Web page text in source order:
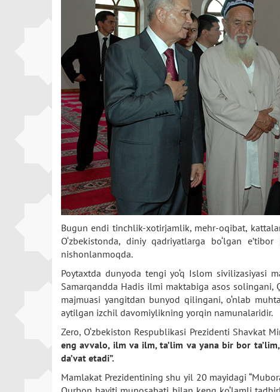
Bugun endi tinchlik-xotirjamlik, mehr-oqibat,
O‘zbekistonda, diniy qadriyatlarga bo‘lgan
nishonlanmoqda.
Poytaxtda dunyoda tengi yo‘q Islom sivilizasiyasi
Samarqandda Hadis ilmi maktabiga asos solingani,
majmuasi yangitdan bunyod qilingani, o‘nlab
aytilgan izchil davomiylikning yorqin namunalaridir.
Zero, O‘zbekiston Respublikasi Prezidenti Shavkat
eng avvalo, ilm va ilm, ta’lim va yana bir bor
da’vat etadi”.
Mamlakat Prezidentining shu yil 20 mayidagi